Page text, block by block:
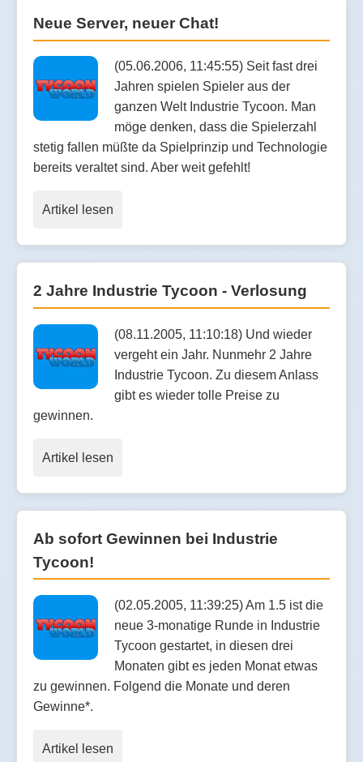
Neue Server, neuer Chat!
(05.06.2006, 11:45:55) Seit fast drei
Jahren spielen Spieler aus der
ganzen Welt Industrie Tycoon. Man
möge denken, dass die Spielerzahl
stetig fallen müßte da Spielprinzip und Technologie
bereits veraltet sind. Aber weit gefehlt!
Artikel lesen
2 Jahre Industrie Tycoon - Verlosung
(08.11.2005, 11:10:18) Und wieder
vergeht ein Jahr. Nunmehr 2 Jahre
Industrie Tycoon. Zu diesem Anlass
gibt es wieder tolle Preise zu
gewinnen.
Artikel lesen
Ab sofort Gewinnen bei Industrie
Tycoon!
(02.05.2005, 11:39:25) Am 1.5 ist die
neue 3-monatige Runde in Industrie
Tycoon gestartet, in diesen drei
Monaten gibt es jeden Monat etwas
zu gewinnen. Folgend die Monate und deren
Gewinne*.
Artikel lesen